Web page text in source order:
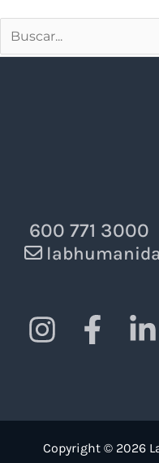
por:
600 771 3000
Copyright © 2026